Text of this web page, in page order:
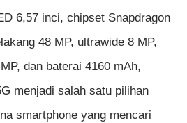
6,57 inci, chipset Snapdragon
48 MP, ultrawide 8 MP,
dan baterai 4160 mAh,
menjadi salah satu pilihan
smartphone yang mencari